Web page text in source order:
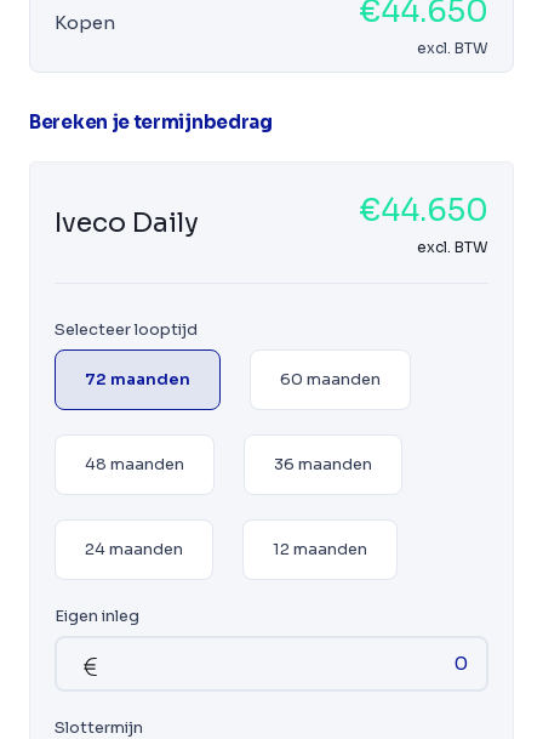
Kopen €44.650
excl. BTW
Bereken je termijnbedrag
Iveco Daily €44.650
excl. BTW
Selecteer looptijd
72 maanden 60 maanden
48 maanden 36 maanden
24 maanden 12 maanden
Eigen inleg
Slottermijn